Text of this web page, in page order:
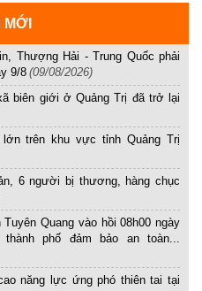
MỚI
Thượng Hải - Trung Quốc phải
9/8 (09/08/2026)
biên giới ở Quảng Trị đã trở lại
trên khu vực tỉnh Quảng Trị
6 người bị thương, hàng chục
Quang vào hồi 08h00 ngày
phố đảm bảo an toàn...
năng lực ứng phó thiên tai tại